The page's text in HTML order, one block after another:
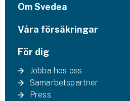
Om Svedea
Våra försäkringar
För dig
Jobba hos oss
Samarbetspartner
Press